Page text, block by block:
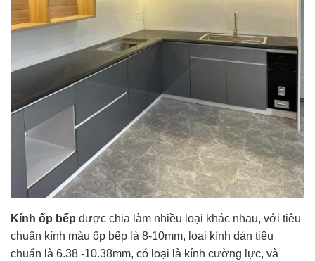
Kính ốp bếp được chia làm nhiều loại khác nhau, với tiêu
chuẩn kính màu ốp bếp là 8-10mm, loại kính dán tiêu
chuẩn là 6.38 -10.38mm, có loại là kính cường lực, và